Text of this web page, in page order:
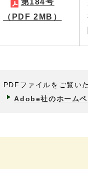
第184号
（PDF 2MB）
PDFファイルをご覧い
Adobe社のホームペ